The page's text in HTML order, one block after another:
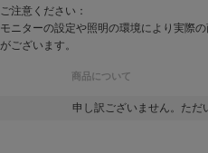
ご注意ください：
モニターの設定や照明の環境により実際
がございます。
商品について
申し訳ございません。ただ